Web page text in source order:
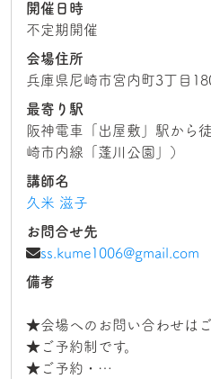
開催日時
不定期開催
会場住所
兵庫県尼崎市宮内町3丁目
最寄り駅
阪神電車「出屋敷」駅から
崎市内線「蓬川公園」）
講師名
久米 滋子
お問合せ先
ss.kume1006@gmail.com
備考
★会場へのお問い合わせはご
★ご予約制です。
★ご予約・…